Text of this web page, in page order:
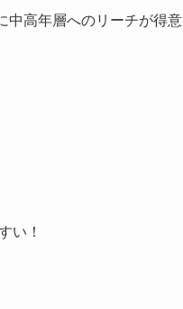
中高年層へのリーチが得意
い！